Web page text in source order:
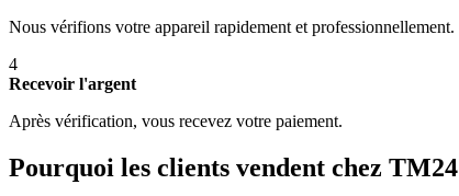
Nous vérifions votre appareil rapidement et professionnellement.
4
Recevoir l'argent
Après vérification, vous recevez votre paiement.
Pourquoi les clients vendent chez TM24